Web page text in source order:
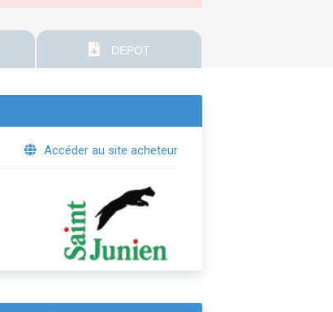
DEPOT
Accéder au site acheteur